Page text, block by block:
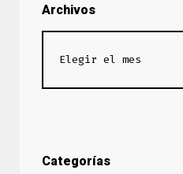
Archivos
Categorías